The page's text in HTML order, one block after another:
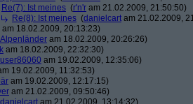
Re(7): Ist meines (r'n'r am 21.02.2009, 21:50:50)
Re(8): Ist meines (danielcart am 21.02.2009,
am 18.02.2009, 20:13:23)
Alpenländer am 18.02.2009, 20:26:26)
am 18.02.2009, 22:32:30)
user86060 am 19.02.2009, 12:35:06)
19.02.2009, 11:32:53)
am 19.02.2009, 12:17:15)
am 21.02.2009, 09:50:46)
danielcart am 21.02.2009, 13:14:32)